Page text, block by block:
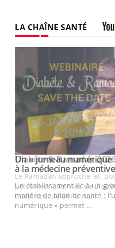
LA CHAÎNE SANTÉ
Youtube
Diabète & Ramadan 2026
Le Ramadan approche, et,
personnes atteintes de
questions, de défis, mais ...
Youtube
Un « jumeau numérique
à la médecine préventive
Un établissement lié à un
matière de bilan de santé :
numérique » permet ...